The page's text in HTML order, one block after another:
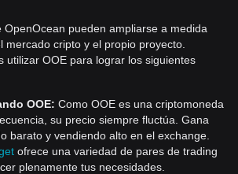
OpenOcean pueden ampliarse a medida
mercado cripto y el propio proyecto.
utilizar OOE para lograr los siguientes
OOE: Como OOE es una criptomoneda
su precio siempre fluctúa. Gana
barato y vendiendo alto en el exchange.
ofrece una variedad de pares de trading
plenamente tus necesidades.